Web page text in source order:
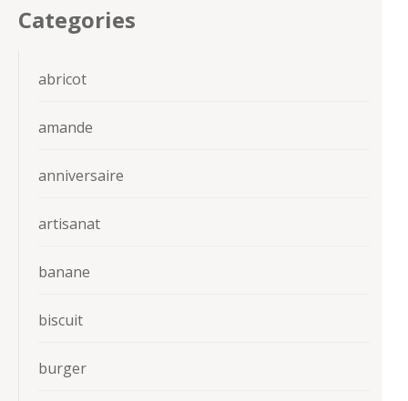
Categories
abricot
amande
anniversaire
artisanat
banane
biscuit
burger